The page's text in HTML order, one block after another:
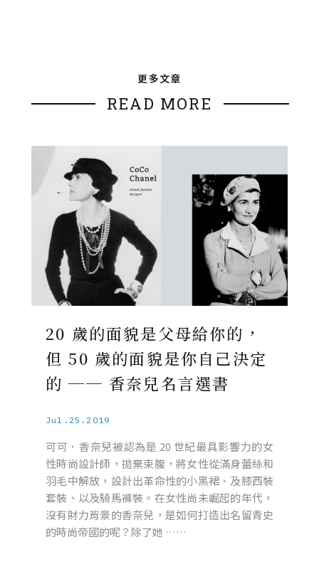
更多文章
READ MORE
20 歲的面貌是父母給你的，
但 50 歲的面貌是你自己決定
的 ── 香奈兒名言選書
Jul.25.2019
可可．香奈兒被認為是 20 世紀最具影響力的女
性時尚設計師，拋棄束腹，將女性從滿身蕾絲和
羽毛中解放，設計出革命性的小黑裙、及膝西裝
套裝、以及騎馬褲裝。在女性尚未崛起的年代，
沒有財力背景的香奈兒，是如何打造出名留青史
的時尚帝國的呢？除了她 ……